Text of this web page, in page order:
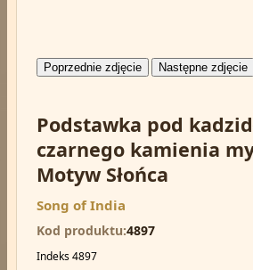
Poprzednie zdjęcie Następne zdjęcie
Podstawka pod
czarnego kamienia
Motyw Słońca
Song of India
Kod produktu 4897
Indeks 4897